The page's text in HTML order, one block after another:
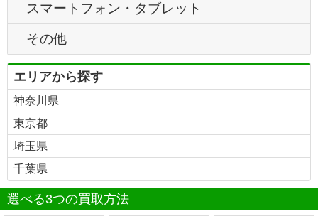
スマートフォン・タブレット
その他
エリアから探す
神奈川県
東京都
埼玉県
千葉県
選べる3つの買取方法